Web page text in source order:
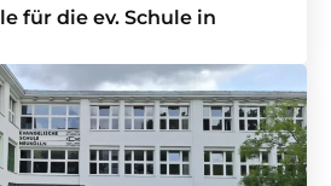
für die ev. Schule in